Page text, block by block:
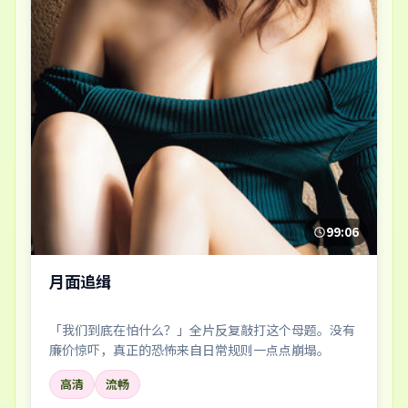
99:06
月面追缉
「我们到底在怕什么？」全片反复敲打这个母题。没有
廉价惊吓，真正的恐怖来自日常规则一点点崩塌。
高清
流畅